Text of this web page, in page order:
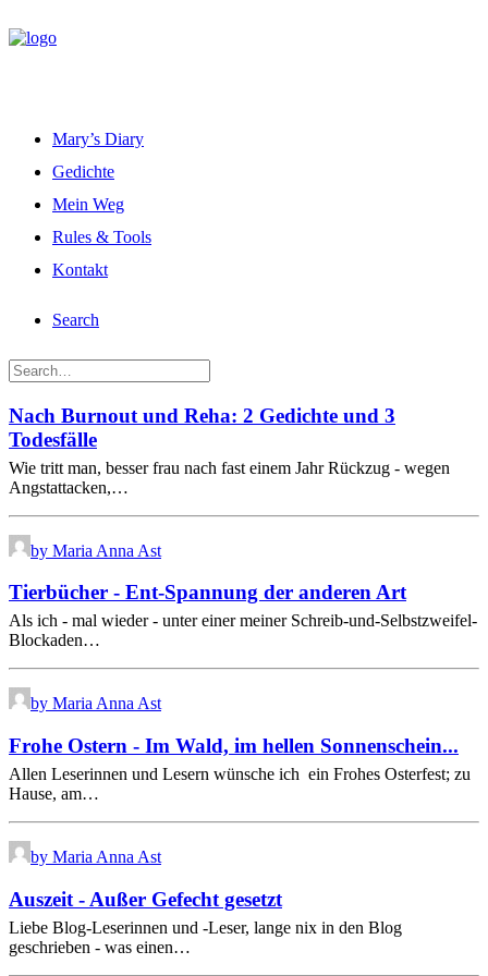
Mary’s Diary
Gedichte
Mein Weg
Rules & Tools
Kontakt
Search
Nach Burnout und Reha: 2 Gedichte und 3
Todesfälle
Wie tritt man, besser frau nach fast einem Jahr Rückzug - wegen
Angstattacken,…
by Maria Anna Ast
Tierbücher - Ent-Spannung der anderen Art
Als ich - mal wieder - unter einer meiner Schreib-und-Selbstzweifel-
Blockaden…
by Maria Anna Ast
Frohe Ostern - Im Wald, im hellen Sonnenschein...
Allen Leserinnen und Lesern wünsche ich ein Frohes Osterfest; zu
Hause, am…
by Maria Anna Ast
Auszeit - Außer Gefecht gesetzt
Liebe Blog-Leserinnen und -Leser, lange nix in den Blog
geschrieben - was einen…